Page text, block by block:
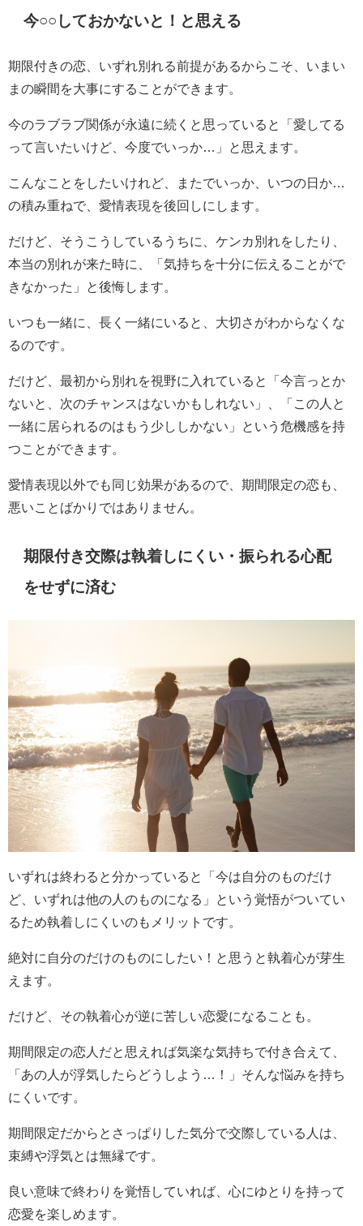
今○○しておかないと！と思える
期限付きの恋、いずれ別れる前提があるからこそ、いまい
まの瞬間を大事にすることができます。
今のラブラブ関係が永遠に続くと思っていると「愛してる
って言いたいけど、今度でいっか…」と思えます。
こんなことをしたいけれど、またでいっか、いつの日か…
の積み重ねで、愛情表現を後回しにします。
だけど、そうこうしているうちに、ケンカ別れをしたり、
本当の別れが来た時に、「気持ちを十分に伝えることがで
きなかった」と後悔します。
いつも一緒に、長く一緒にいると、大切さがわからなくな
るのです。
だけど、最初から別れを視野に入れていると「今言っとか
ないと、次のチャンスはないかもしれない」、「この人と
一緒に居られるのはもう少ししかない」という危機感を持
つことができます。
愛情表現以外でも同じ効果があるので、期間限定の恋も、
悪いことばかりではありません。
期限付き交際は執着しにくい・振られる心配
をせずに済む
いずれは終わると分かっていると「今は自分のものだけ
ど、いずれは他の人のものになる」という覚悟がついてい
るため執着しにくいのもメリットです。
絶対に自分のだけのものにしたい！と思うと執着心が芽生
えます。
だけど、その執着心が逆に苦しい恋愛になることも。
期間限定の恋人だと思えれば気楽な気持ちで付き合えて、
「あの人が浮気したらどうしよう…！」そんな悩みを持ち
にくいです。
期間限定だからとさっぱりした気分で交際している人は、
束縛や浮気とは無縁です。
良い意味で終わりを覚悟していれば、心にゆとりを持って
恋愛を楽しめます。